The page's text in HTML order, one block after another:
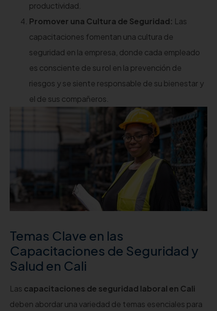
productividad.
Promover una Cultura de Seguridad: Las
capacitaciones fomentan una cultura de
seguridad en la empresa, donde cada empleado
es consciente de su rol en la prevención de
riesgos y se siente responsable de su bienestar y
el de sus compañeros.
Temas Clave en las
Capacitaciones de Seguridad y
Salud en Cali
Las capacitaciones de seguridad laboral en Cali
deben abordar una variedad de temas esenciales para